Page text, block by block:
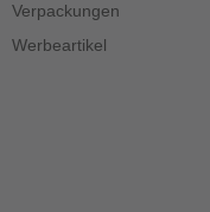
Verpackungen
Werbeartikel